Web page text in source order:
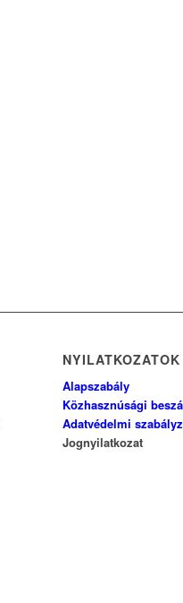
NYILATKOZATOK
Alapszabály
Közhasznúsági
Adatvédelmi
Jognyilatkozat